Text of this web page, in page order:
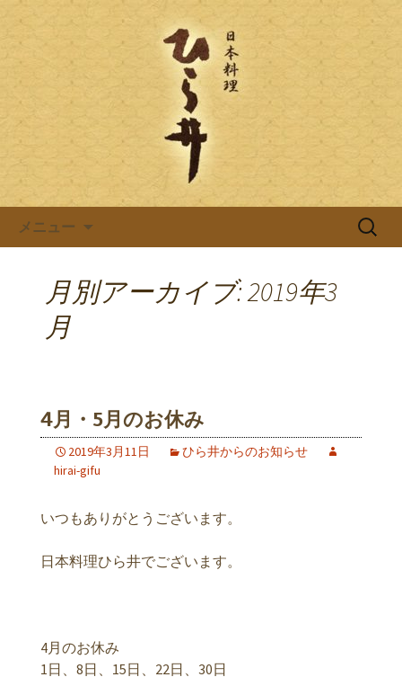
日本料理ひら井のブログ
岐阜県岐阜市の日本料理店「ひら井(ひ
らい)」は創業明治6年。受ける継がれ
る伝統と技を大切に、お客様へのおも
てなしをしております。ひら井に併設
する、蕎麦屋の「吉照庵(きっしょうあ
ん)」は、つなぎを一切使わない十割蕎
麦を提供。
メニュー
検
月別アーカイブ: 2019年3
月
4月・5月のお休み
2019年3月11日
ひら井からのお知らせ
hirai-gifu
いつもありがとうございます。
日本料理ひら井でございます。
4月のお休み
1日、8日、15日、22日、30日